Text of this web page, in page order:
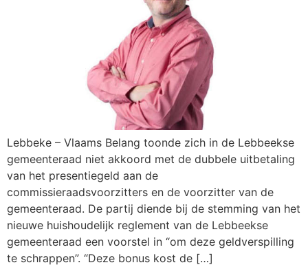
Lebbeke – Vlaams Belang toonde zich in de Lebbeekse
gemeenteraad niet akkoord met de dubbele uitbetaling
van het presentiegeld aan de
commissieraadsvoorzitters en de voorzitter van de
gemeenteraad. De partij diende bij de stemming van het
nieuwe huishoudelijk reglement van de Lebbeekse
gemeenteraad een voorstel in “om deze geldverspilling
te schrappen”. “Deze bonus kost de […]